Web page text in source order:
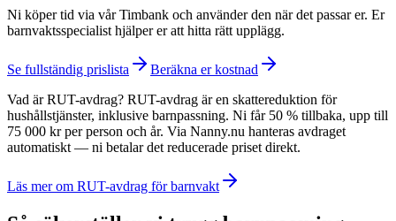
Ni köper tid via vår Timbank och använder den när det passar er. Er
barnvaktsspecialist hjälper er att hitta rätt upplägg.
Se fullständig prislista
Beräkna er kostnad
Vad är RUT-avdrag? RUT-avdrag är en skattereduktion för
hushållstjänster, inklusive barnpassning. Ni får 50 % tillbaka, upp till
75 000 kr per person och år. Via Nanny.nu hanteras avdraget
automatiskt — ni betalar det reducerade priset direkt.
Läs mer om RUT-avdrag för barnvakt